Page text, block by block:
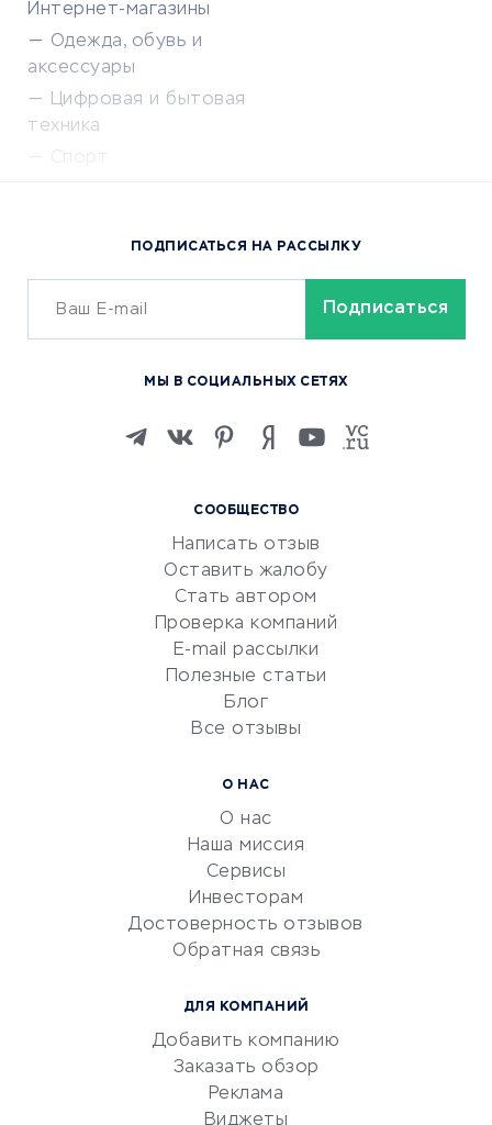
Интернет-магазины
Одежда, обувь и
аксессуары
Цифровая и бытовая
техника
Спорт
Сервисы доставки
ОБУЧЕНИЕ И РАБОТА
Изучение иностранных
Маркетинг и продажи
Репетиторство
Красота и здоровье
Сервисы по поиску работы
Сетевой маркетинг
УСЛУГИ ДЛЯ БИЗНЕСА
документооборот
Юридические компании
Бухгалтерия онлайн
СООБЩЕСТВО
Написать отзыв
Оставить жалобу
Стать автором
Проверка компаний
E-mail рассылки
Полезные статьи
Блог
Все отзывы
О НАС
О нас
Наша миссия
Сервисы
Инвесторам
Достоверность отзывов
Обратная связь
ДЛЯ КОМПАНИЙ
Добавить компанию
Заказать обзор
Реклама
Виджеты
ПОДПИСАТЬСЯ НА РАССЫЛКУ
МЫ В СОЦИАЛЬНЫХ СЕТЯХ